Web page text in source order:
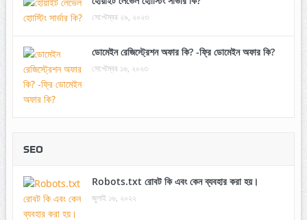
সেপ্টেম্বর ২৯, ২০২৩
ডোমেইন রেজিস্ট্রেশন অফার কি? -ফ্রি ডোমেইন অফার কি?
সেপ্টেম্বর ১৬, ২০২৩
SEO
Robots.txt রোবট কি এবং কেন ব্যবহার করা হয়।
জুলাই ১৬, ২০২২